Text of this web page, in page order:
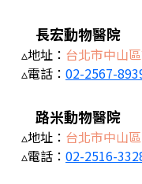
長宏動物醫院
▵地址： 台北市中山
▵電話： 02-2567-
路米動物醫院
▵地址： 台北市中山
▵電話： 02-2516-